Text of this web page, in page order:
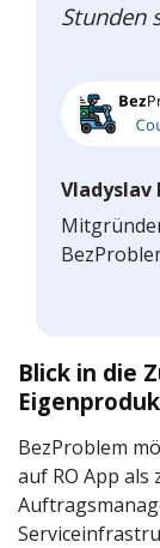
Stunden
Vladyslav
Blick in die
BezProblem
auf RO App